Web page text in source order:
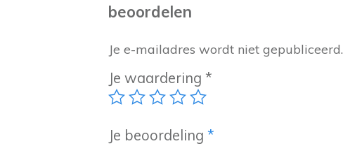
beoordelen
Je e-mailadres wordt niet gepubliceerd.
Je waardering *
Je beoordeling *